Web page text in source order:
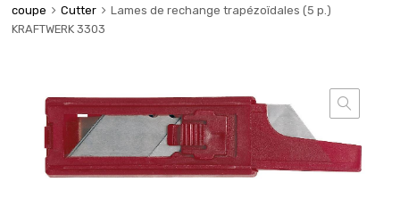
coupe
Cutter
Lames de rechange trapézoïdales (5 p.)
KRAFTWERK 3303